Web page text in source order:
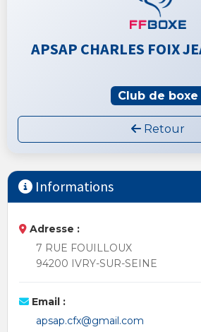
APSAP CHARLES FOIX
Club de boxe
Retour
Informations
Adresse :
7 RUE FOUILLOUX
94200 IVRY-SUR-SEINE
Email :
apsap.cfx@gmail.com